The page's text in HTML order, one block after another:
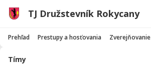
TJ Družstevník Rokycany
Prehľad Prestupy a hosťovania Zverejňovanie
Tímy